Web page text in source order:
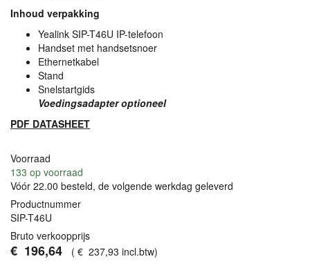
Inhoud verpakking
Yealink SIP-T46U IP-telefoon
Handset met handsetsnoer
Ethernetkabel
Stand
Snelstartgids
Voedingsadapter optioneel
PDF DATASHEET
Voorraad
133 op voorraad
Vóór 22.00 besteld, de volgende werkdag geleverd
Productnummer
SIP-T46U
Bruto verkoopprijs
€ 196,64 ( € 237,93 incl.btw)